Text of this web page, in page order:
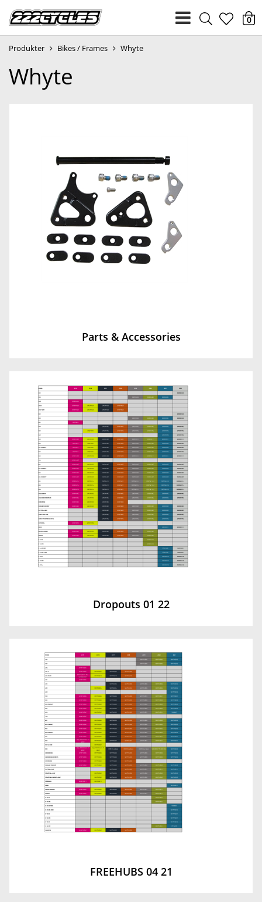
heart
0
Produkter Bikes / Frames Whyte
Whyte
Parts & Accessories
Dropouts 01 22
FREEHUBS 04 21